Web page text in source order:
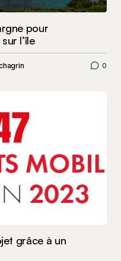
pour
l’île
0
grâce à un